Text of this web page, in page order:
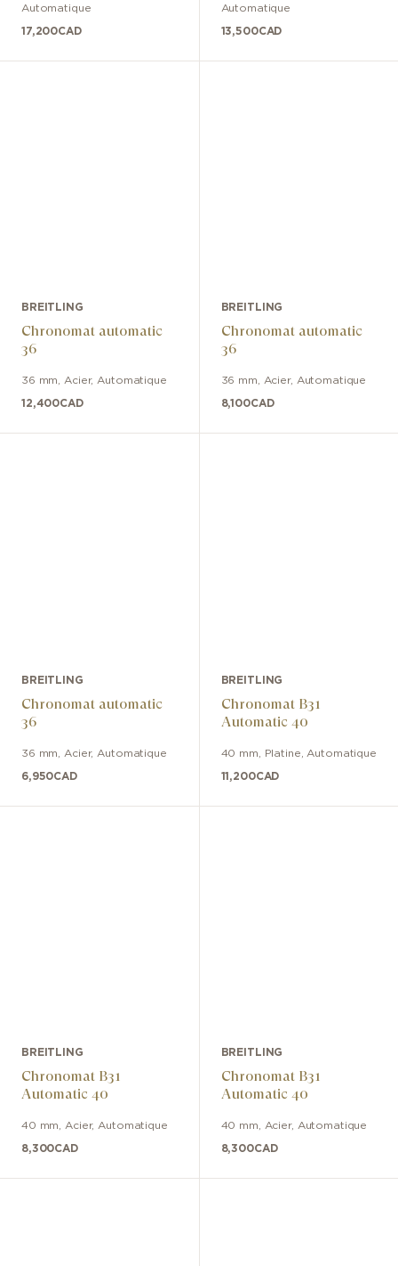
Automatique
17,200CAD
Automatique
13,500CAD
BREITLING
Chronomat automatic
36
36 mm Acier, Automatique
12,400CAD
BREITLING
Chronomat automatic
36
36 mm Acier, Automatique
8,100CAD
BREITLING
Chronomat automatic
36
36 mm Acier, Automatique
6,950CAD
BREITLING
Chronomat B31
Automatic 40
40 mm Platine Automatique
11,200CAD
BREITLING
Chronomat B31
Automatic 40
40 mm Acier, Automatique
8,300CAD
BREITLING
Chronomat B31
Automatic 40
40 mm Acier, Automatique
8,300CAD